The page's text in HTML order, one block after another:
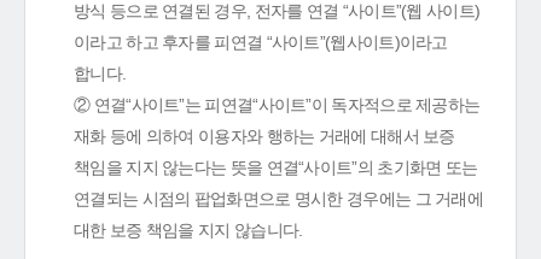
방식 등으로 연결된 경우, 전자를 연결 “사이트”(웹 사이트)
이라고 하고 후자를 피연결 “사이트”(웹사이트)이라고
합니다.
② 연결“사이트”는 피연결“사이트”이 독자적으로 제공하는
재화 등에 의하여 이용자와 행하는 거래에 대해서 보증
책임을 지지 않는다는 뜻을 연결“사이트”의 초기화면 또는
연결되는 시점의 팝업화면으로 명시한 경우에는 그 거래에
대한 보증 책임을 지지 않습니다.